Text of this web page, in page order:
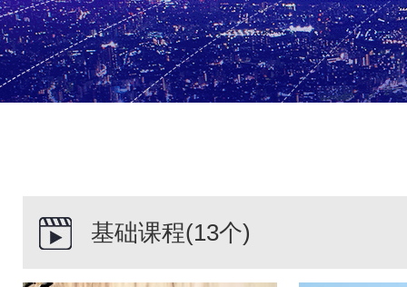
基础课程(13个)